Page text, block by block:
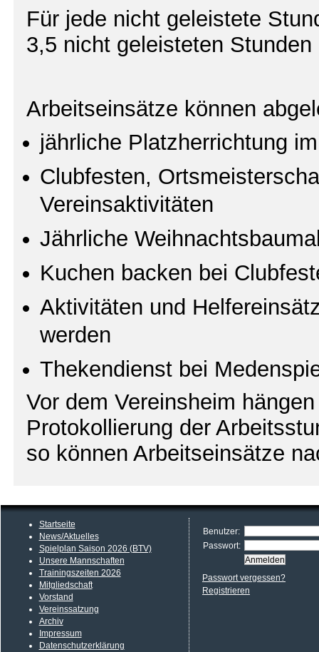
Für jede nicht geleistete
3,5 nicht geleisteten Stunden
Arbeitseinsätze können
jährliche Platzherrichtung
Clubfesten,
Vereinsaktivitäten
Jährliche
Kuchen backen bei
Aktivitäten und
werden
Thekendienst bei
Vor dem Vereinsheim
Protokollierung der
so können Arbeitseinsätze
Startseite
News/Aktuelles
Spielplan Saison 2026 (BTV)
Unsere Mannschaften
Trainingszeiten 2026
Mitgliedschaft
Vorstand
Vereinssatzung
Archiv
Impressum
Datenschutzerklärung
Benutzer:
Passwort:
Passwort vergessen?
Registrieren